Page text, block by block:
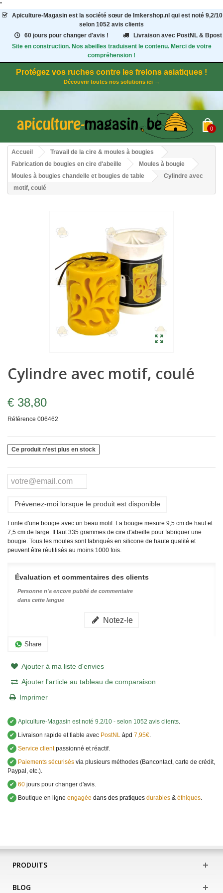
"
Apiculture-Magasinest la société sœur de Imkershop.nl qui est noté 9,2/10
selon 1052 avis clients
60 jours pour changer d'avis !
Livraison avec PostNL & Bpost
Site en construction. Nos abeilles traduisent le contenu. Merci de votre
compréhension !
Protégez vos ruches contre les frelons asiatiques !
Découvrir toutes nos solutions ici →
0
Accueil
Travail de la cire & moules à bougies
Fabrication de bougies en cire d'abeille
Moules à bougie
Moules à bougies chandelle et bougies de table
Cylindre avec
motif, coulé
Cylindre avec motif, coulé
€ 38,80
Référence 006462
Ce produit n'est plus en stock
Prévenez-moi lorsque le produit est disponible
Fonte d'une bougie avec un beau motif. La bougie mesure 9,5 cm de haut et
7,5 cm de large. Il faut 335 grammes de cire d'abeille pour fabriquer une
bougie. Tous les moules sont fabriqués en silicone de haute qualité et
peuvent être réutilisés au moins 1000 fois.
Évaluation et commentaires des clients
Personne n'a encore publié de commentaire
dans cette langue
Notez-le
Share
Ajouter à ma liste d'envies
Ajouter l'article au tableau de comparaison
Imprimer
✔ Apiculture-Magasin est noté 9.2/10 - selon 1052 avis clients.
✔
Livraison rapide et fiable avec PostNL àpd 7,95€.
✔ Service clientpassionné et réactif.
✔
Paiements sécurisés via plusieurs méthodes (Bancontact, carte de crédit,
Paypal, etc.).
✔ 60 jours pour changer d'avis.
✔
Boutique en ligne engagée dans des pratiques durables & éthiques.
PRODUITS
BLOG